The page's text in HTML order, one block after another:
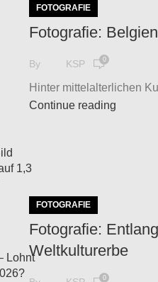
FOTOGRAFIE
Fotografie:
By KSP 0
Hinter mittelalterlichen
Continue reading
FOTOGRAFIE
Fotografie:
Weltkulturerbe
0
1,3
Lohnt